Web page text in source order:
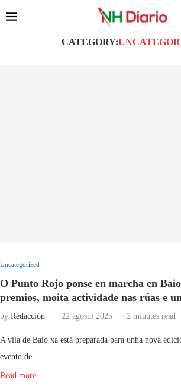
CATEGORY:
Uncategorized
O Punto Rojo ponse en marcha en
premios, moita actividade nas rúas e
by Redacción 22 agosto 2025 2 minutes read
A vila de Baio xa está preparada para unha nova
evento de …
Read more